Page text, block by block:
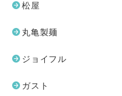
松屋
丸亀製麺
ジョイフル
ガスト